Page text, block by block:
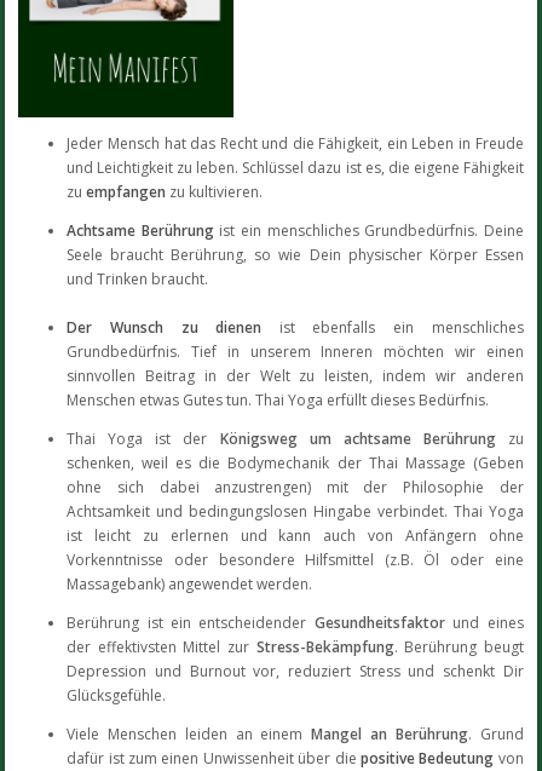
Jeder Mensch hat das Recht und die Fähigkeit, ein Leben in Freude
und Leichtigkeit zu leben. Schlüssel dazu ist es, die eigene Fähigkeit
zuempfangen zu kultivieren.
Achtsame Berührungist ein menschliches Grundbedürfnis. Deine
Seele braucht Berührung, so wie Dein physischer Körper Essen
und Trinken braucht.
Der Wunsch zu dienen
ist ebenfalls ein menschliches
Grundbedürfnis. Tief in unserem Inneren möchten wir einen
sinnvollen Beitrag in der Welt zu leisten, indem wir anderen
Menschen etwas Gutes tun. Thai Yoga erfüllt dieses Bedürfnis.
Thai Yoga ist der Königsweg um achtsame Berührungzu
schenken, weil es die Bodymechanik der Thai Massage (Geben
ohne sich dabei anzustrengen) mit der Philosophie der
Achtsamkeit und bedingungslosen Hingabe verbindet. Thai Yoga
ist leicht zu erlernen und kann auch von Anfängern ohne
Vorkenntnisse oder besondere Hilfsmittel (z.B. Öl oder eine
Massagebank) angewendet werden.
Berührung ist ein entscheidender Gesundheitsfaktor und eines
der effektivsten Mittel zur Stress-Bekämpfung. Berührung beugt
Depression und Burnout vor, reduziert Stress und schenkt Dir
Glücksgefühle.
Viele Menschen leiden an einemMangel an Berührung. Grund
dafür ist zum einen Unwissenheit über die positive Bedeutung von